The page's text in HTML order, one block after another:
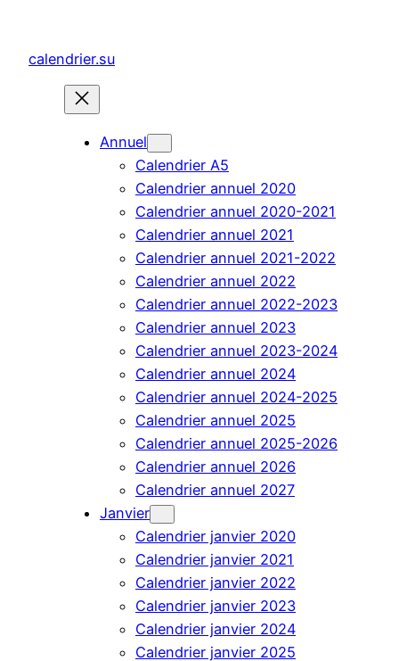
contenu
calendrier.su
Annuel
Calendrier A5
Calendrier annuel 2020
Calendrier annuel 2020-2021
Calendrier annuel 2021
Calendrier annuel 2021-2022
Calendrier annuel 2022
Calendrier annuel 2022-2023
Calendrier annuel 2023
Calendrier annuel 2023-2024
Calendrier annuel 2024
Calendrier annuel 2024-2025
Calendrier annuel 2025
Calendrier annuel 2025-2026
Calendrier annuel 2026
Calendrier annuel 2027
Janvier
Calendrier janvier 2020
Calendrier janvier 2021
Calendrier janvier 2022
Calendrier janvier 2023
Calendrier janvier 2024
Calendrier janvier 2025